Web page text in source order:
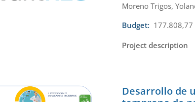
Moreno Trigos,
Budget:
Project description
Desarrollo de